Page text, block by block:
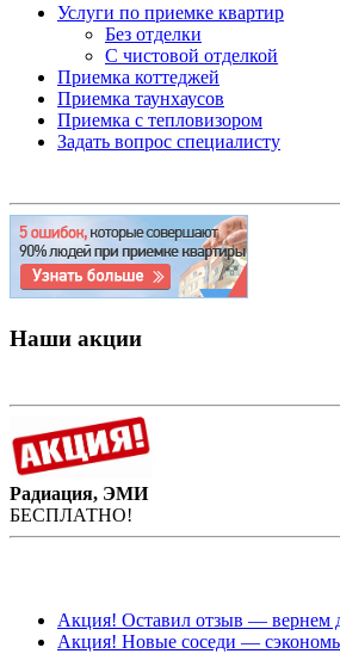
Услуги по приемке квартир
Без отделки
С чистовой отделкой
Приемка коттеджей
Приемка таунхаусов
Приемка с тепловизором
Задать вопрос специалисту
Наши акции
Радиация, ЭМИ
БЕСПЛАТНО!
Акция! Оставил отзыв — вернем
Акция! Новые соседи —